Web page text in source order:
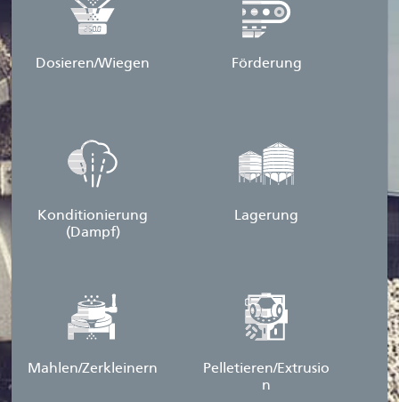
Dosieren/Wiegen Förderung
Konditionierung
(Dampf)
Lagerung
Mahlen/Zerkleinern
Pelletieren/Extrusio
n